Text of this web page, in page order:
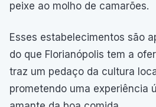
peixe ao molho de camarões.
Esses estabelecimentos são
do que Florianópolis tem a
traz um pedaço da cultura
prometendo uma experiência